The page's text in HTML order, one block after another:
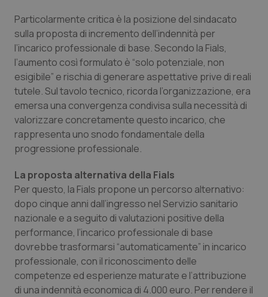
Particolarmente critica è la posizione del sindacato
sulla proposta di incremento dell’indennità per
l’incarico professionale di base. Secondo la Fials,
l’aumento così formulato è “solo potenziale, non
esigibile” e rischia di generare aspettative prive di reali
tutele. Sul tavolo tecnico, ricorda l’organizzazione, era
emersa una convergenza condivisa sulla necessità di
valorizzare concretamente questo incarico, che
rappresenta uno snodo fondamentale della
progressione professionale.
La proposta alternativa della Fials
Per questo, la Fials propone un percorso alternativo:
dopo cinque anni dall’ingresso nel Servizio sanitario
nazionale e a seguito di valutazioni positive della
performance, l’incarico professionale di base
dovrebbe trasformarsi “automaticamente” in incarico
professionale, con il riconoscimento delle
competenze ed esperienze maturate e l’attribuzione
di una indennità economica di 4.000 euro. Per rendere il